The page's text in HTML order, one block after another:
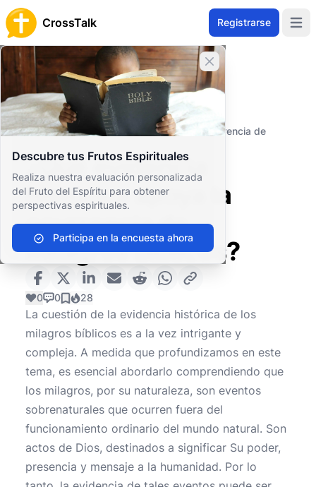
CrossTalk Registrarse
Cerrar banner
Descubre tus Frutos Espirituales
Realiza nuestra evaluación personalizada
del Fruto del Espíritu para obtener
perspectivas espirituales.
Participa en la encuesta ahora
Inicio
Archivo de Preguntas
Conceptos Teológicos
Apologética
¿Qué evidencia histórica apoya la ocurrencia de
¿Qué evidencia
histórica apoya la
ocurrencia de
milagros bíblicos?
0 0 28
La cuestión de la evidencia histórica de los
milagros bíblicos es a la vez intrigante y
compleja. A medida que profundizamos en este
tema, es esencial abordarlo comprendiendo que
los milagros, por su naturaleza, son eventos
sobrenaturales que ocurren fuera del
funcionamiento ordinario del mundo natural. Son
actos de Dios, destinados a significar Su poder,
presencia y mensaje a la humanidad. Por lo